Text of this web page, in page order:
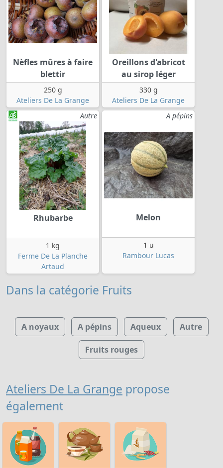
Nèfles mûres à faire
blettir
250 g
Ateliers De La Grange
Oreillons d'abricot
au sirop léger
330 g
Ateliers De La Grange
Autre
Rhubarbe
1 kg
Ferme De La Planche
Artaud
A pépins
Melon
1 u
Rambour Lucas
Dans la catégorie Fruits
A noyaux A pépins Aqueux Autre
Fruits rouges
Ateliers De La Grange propose
également